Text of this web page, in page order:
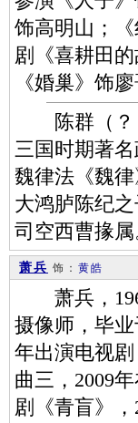
饰高明山；
剧《喜耕田
《婚巢》饰
陈群（？－
三国时期著
魏律法《魏
大鸿胪陈纪
司空西曹掾
萧兵 饰： 黄皓
萧兵，
摄像师，毕
年出演电视
曲三，2009
剧《青盲》